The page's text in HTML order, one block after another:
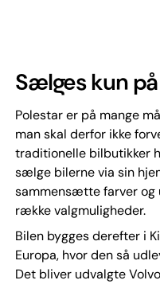
Sælges kun
Polestar er på mange
man skal derfor ikke
traditionelle bilbutikker
sælge bilerne via sin
sammensætte farver
række valgmuligheder.
Bilen bygges derefter i
Europa, hvor den så
Det bliver udvalgte